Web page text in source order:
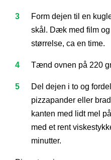
Form dejen til en
skål. Dæk med film
størrelse, ca en time.
Tænd ovnen på 220
Del dejen i to og
pizzapander eller
kanten med lidt mel
med et rent
minutter.